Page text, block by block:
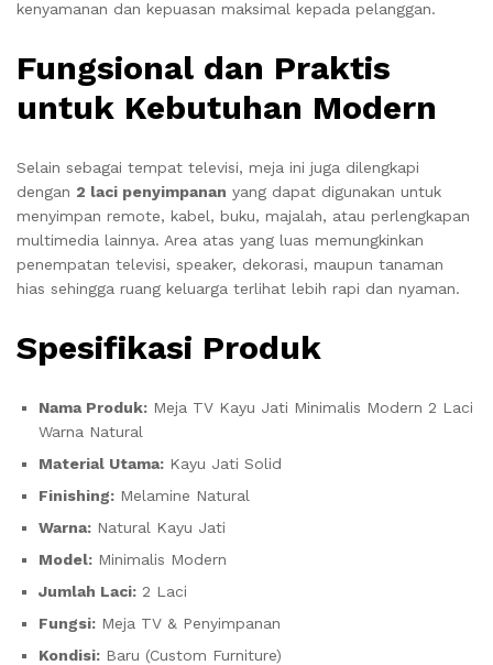
kenyamanan dan kepuasan maksimal kepada pelanggan.
Fungsional dan Praktis
untuk Kebutuhan Modern
Selain sebagai tempat televisi, meja ini juga dilengkapi
dengan 2 laci penyimpanan yang dapat digunakan untuk
menyimpan remote, kabel, buku, majalah, atau perlengkapan
multimedia lainnya. Area atas yang luas memungkinkan
penempatan televisi, speaker, dekorasi, maupun tanaman
hias sehingga ruang keluarga terlihat lebih rapi dan nyaman.
Spesifikasi Produk
Nama Produk: Meja TV Kayu Jati Minimalis Modern 2 Laci
Warna Natural
Material Utama: Kayu Jati Solid
Finishing: Melamine Natural
Warna: Natural Kayu Jati
Model: Minimalis Modern
Jumlah Laci: 2 Laci
Fungsi: Meja TV & Penyimpanan
Kondisi: Baru (Custom Furniture)